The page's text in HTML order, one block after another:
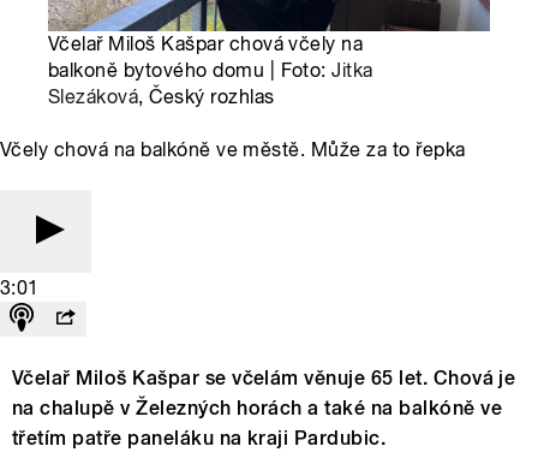
Včelař Miloš Kašpar chová včely na
balkoně bytového domu | Foto:Jitka
Slezáková, Český rozhlas
Včely chová na balkóně ve městě. Může za to řepka
3:01
Včelař Miloš Kašpar se včelám věnuje 65 let. Chová je
na chalupě v Železných horách a také na balkóně ve
třetím patře paneláku na kraji Pardubic.